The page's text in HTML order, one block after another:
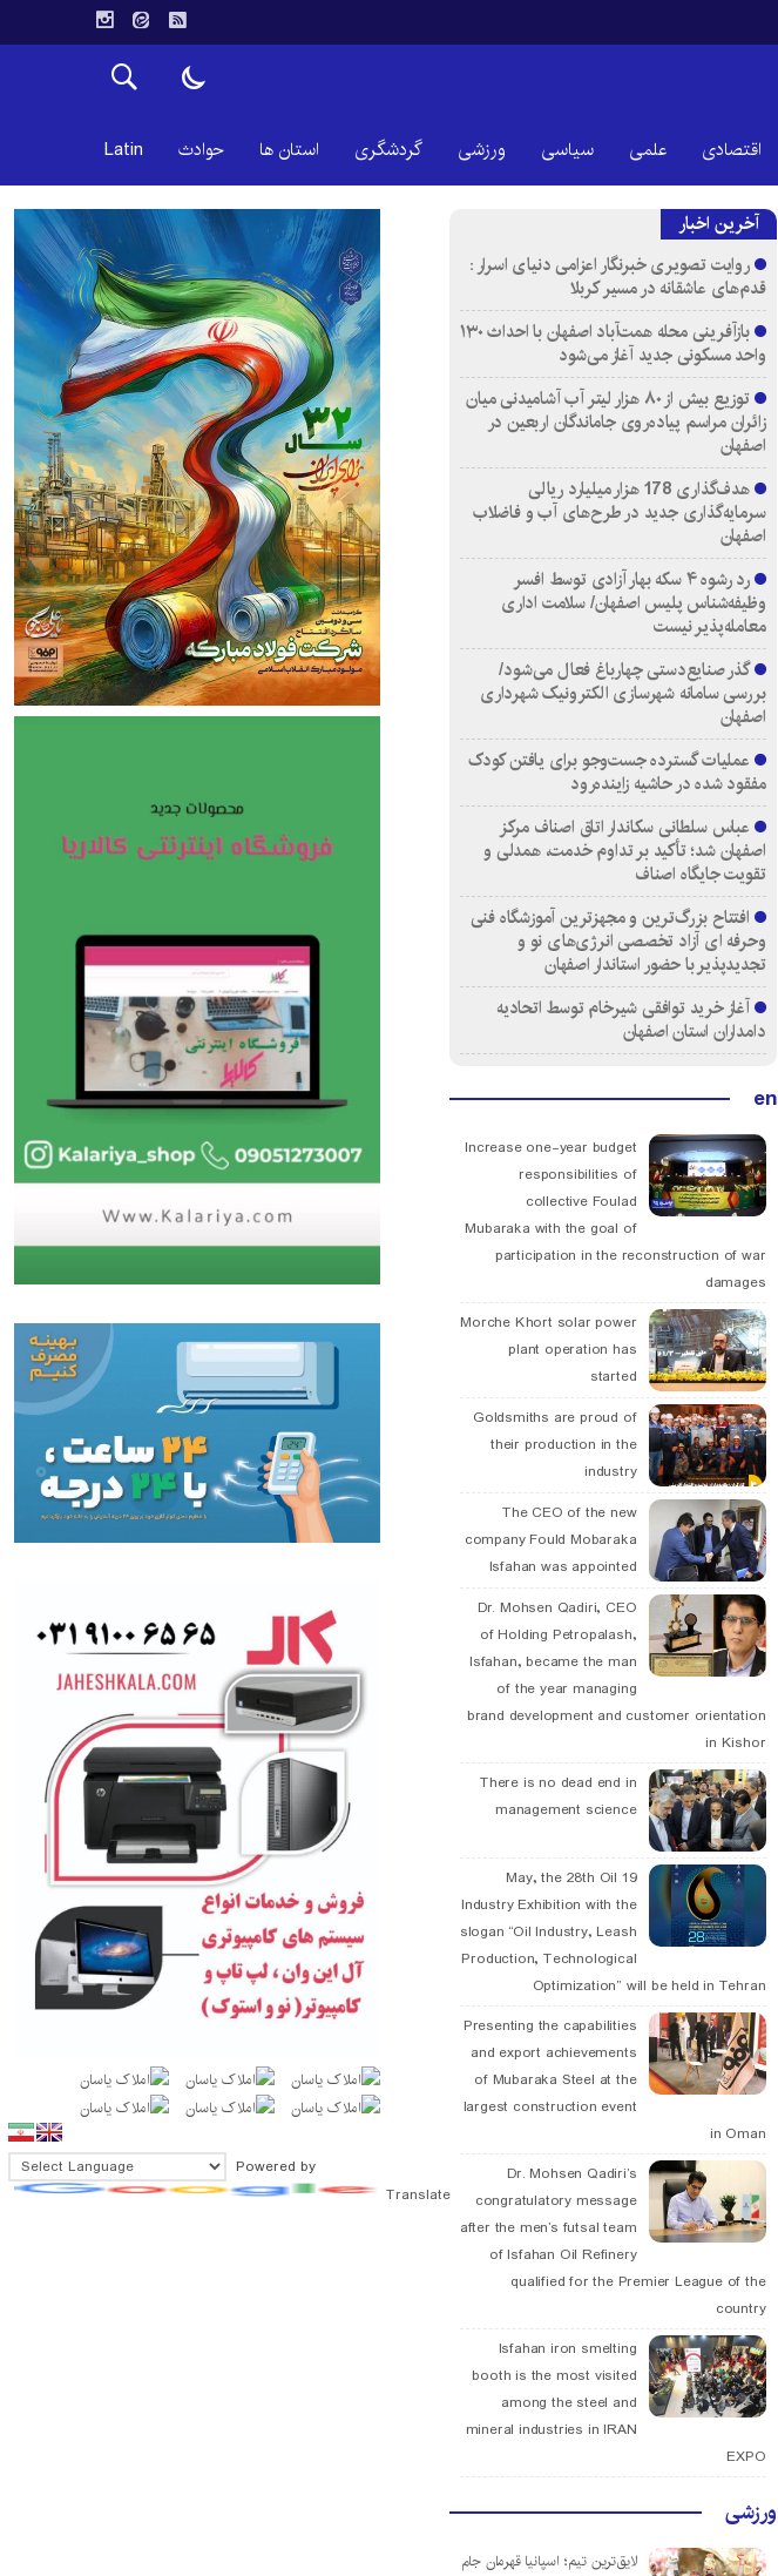
اقتصادی علمی سیاسی ورزشی گردشگری استان ها حوادث Latin
آخرین اخبار
روایت تصویری خبرنگار اعزامی دنیای اسرار :
قدم‌های عاشقانه در مسیر کربلا
بازآفرینی محله همت‌آباد اصفهان با احداث ۱۳۰
واحد مسکونی جدید آغاز می‌شود
توزیع بیش از ۸۰ هزار لیتر آب آشامیدنی میان
زائران مراسم پیاده‌روی جاماندگان اربعین در
اصفهان
هدف‌گذاری 178 هزار میلیارد ریالی
سرمایه‌گذاری جدید در طرح‌های آب و فاضلاب
اصفهان
رد رشوه ۴ سکه بهار آزادی توسط افسر
وظیفه‌شناس پلیس اصفهان/ سلامت اداری
معامله‌پذیر نیست
گذر صنایع‌دستی چهارباغ فعال می‌شود/
بررسی سامانه شهرسازی الکترونیک شهرداری
اصفهان
عملیات گسترده جست‌وجو برای یافتن کودک
مفقود شده در حاشیه زاینده‌رود
عباس سلطانی سکاندار اتاق اصناف مرکز
اصفهان شد؛ تأکید بر تداوم خدمت، همدلی و
تقویت جایگاه اصناف
افتتاح بزرگ‌ترین و مجهزترین آموزشگاه فنی
وحرفه ای آزاد تخصصی انرژی‌های نو و
تجدیدپذیر با حضور استاندار اصفهان
آغاز خرید توافقی شیرخام توسط اتحادیه
دامداران استان اصفهان
en
Increase one-year budget
responsibilities of
collective Foulad
Mubaraka with the goal of
participation in the reconstruction of war
damages
Morche Khort solar power
plant operation has
started
Goldsmiths are proud of
their production in the
industry
The CEO of the new
company Fould Mobaraka
Isfahan was appointed
Dr. Mohsen Qadiri, CEO
of Holding Petropalash,
Isfahan, became the man
of the year managing
brand development and customer orientation
in Kishor
There is no dead end in
management science
19 May, the 28th Oil
Industry Exhibition with the
slogan “Oil Industry, Leash
Production, Technological
Optimization” will be held in Tehran
Presenting the capabilities
and export achievements
of Mubaraka Steel at the
largest construction event
in Oman
Dr. Mohsen Qadiri’s
congratulatory message
after the men’s futsal team
of Isfahan Oil Refinery
qualified for the Premier League of the
country
Isfahan iron smelting
booth is the most visited
among the steel and
mineral industries in IRAN
EXPO
ورزشی
لایق‌ترین تیم؛ اسپانیا قهرمان جام
Powered by
Translate